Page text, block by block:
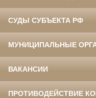
СУДЫ СУБЪЕКТА РФ
МУНИЦИПАЛЬНЫЕ
ВАКАНСИИ
ПРОТИВОДЕЙСТВИЕ